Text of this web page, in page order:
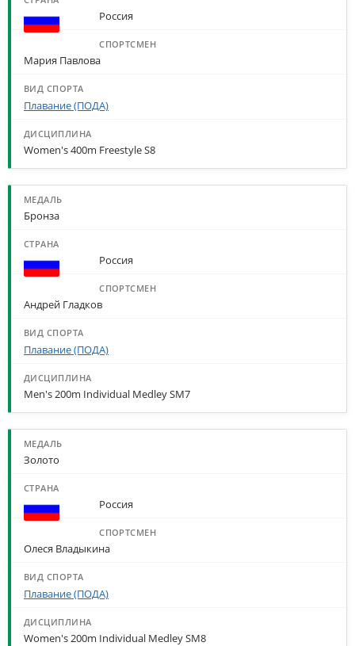
Россия
Мария Павлова
Плавание (ПОДА)
Women's 400m Freestyle S8
Бронза
Россия
Андрей Гладков
Плавание (ПОДА)
Men's 200m Individual Medley SM7
Золото
Россия
Олеся Владыкина
Плавание (ПОДА)
Women's 200m Individual Medley SM8